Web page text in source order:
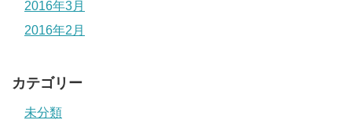
2016年3月
2016年2月
カテゴリー
未分類